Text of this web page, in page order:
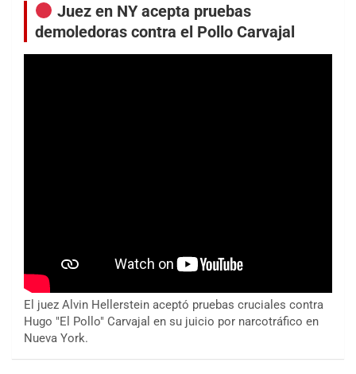
Juez en NY acepta pruebas
demoledoras contra el Pollo Carvajal
El juez Alvin Hellerstein aceptó pruebas cruciales contra
Hugo "El Pollo" Carvajal en su juicio por narcotráfico en
Nueva York.